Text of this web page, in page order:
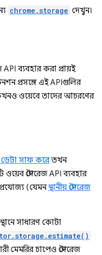
chrome.storage দেখুন।
API ব্যবহার করা প্রায়ই
প্রসঙ্গে এই APIগুলির
ওয়েবে তাদের আচরণের
ডেটা সাফ করেতখন
ওয়েব স্টোরেজ API ব্যবহার
(যেমনস্থানীয় স্টোরেজ
সাধারণ কোটা
মেমরির চাপেও স্টোরেজ